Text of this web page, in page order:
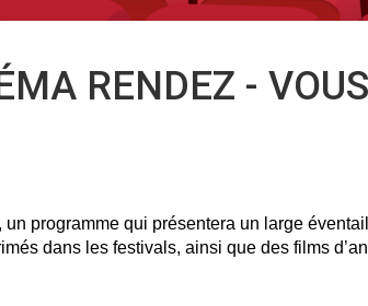
RENDEZ -
programme qui présentera un large
dans les festivals, ainsi que des films